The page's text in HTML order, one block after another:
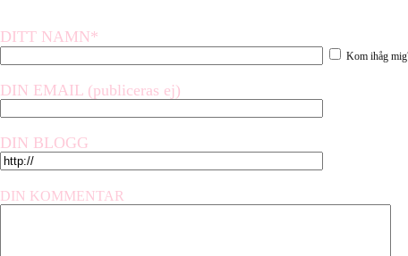
DITT NAMN*
Kom ihåg
DIN EMAIL (publiceras ej)
DIN BLOGG
DIN KOMMENTAR